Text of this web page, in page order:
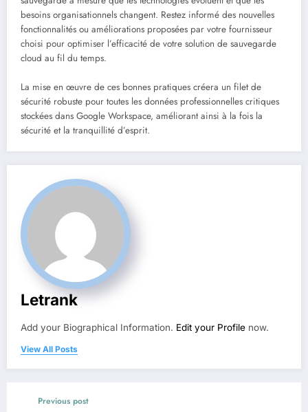
besoins organisationnels changent. Restez informé des nouvelles
fonctionnalités ou améliorations proposées par votre fournisseur
choisi pour optimiser l’efficacité de votre solution de sauvegarde
cloud au fil du temps.
La mise en œuvre de ces bonnes pratiques créera un filet de
sécurité robuste pour toutes les données professionnelles critiques
stockées dans Google Workspace, améliorant ainsi à la fois la
sécurité et la tranquillité d’esprit.
Letrank
Add your Biographical Information. Edit your Profile now.
View All Posts
Previous post